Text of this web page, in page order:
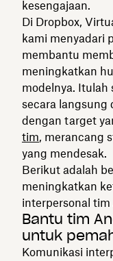
kesengajaan.
Di Dropbox,
kami menyadari
membantu
meningkatkan
modelnya. Itulah
secara langsung
dengan target
tim, merancang
yang mendesak.
Berikut adalah
meningkatkan
interpersonal tim
Bantu tim
untuk
Komunikasi